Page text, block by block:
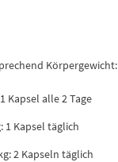
Körpergewicht:
Kapsel alle 2 Tage
1 Kapsel täglich
2 Kapseln täglich